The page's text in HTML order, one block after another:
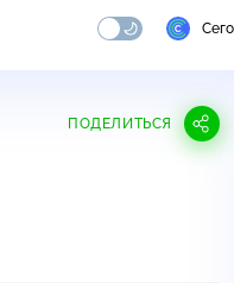
ПОДЕЛИТЬСЯ